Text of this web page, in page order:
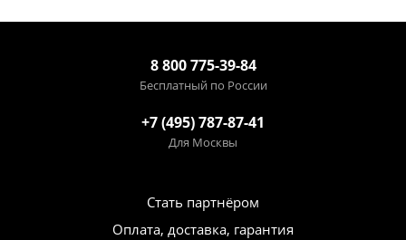
8 800 775-39-84
Бесплатный по России
+7 (495) 787-87-41
Для Москвы
Стать партнёром
Оплата, доставка, гарантия